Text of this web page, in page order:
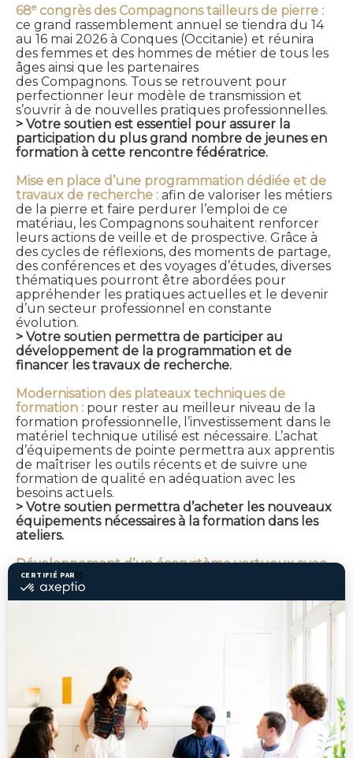
68econgrès des Compagnons tailleurs de pierre :
ce grand rassemblement annuel se tiendra du 14
au 16 mai 2026 à Conques (Occitanie) et réunira
des femmes et des hommes de métier de tous les
âges ainsi que les partenaires
des Compagnons. Tous se retrouvent pour
perfectionner leur modèle de transmission et
s’ouvrir à de nouvelles pratiques professionnelles.
> Votre soutien est essentiel pour assurer la
participation du plus grand nombre de jeunes en
formation à cette rencontre fédératrice.
Mise en place d’une programmation dédiée et de
travaux de recherche : afin de valoriser les métiers
de la pierre et faire perdurer l’emploi de ce
matériau, les Compagnons souhaitent renforcer
leurs actions de veille et de prospective. Grâce à
des cycles de réflexions, des moments de partage,
des conférences et des voyages d’études, diverses
thématiques pourront être abordées pour
appréhender les pratiques actuelles et le devenir
d’un secteur professionnel en constante
évolution.
> Votre soutien permettra de participer au
développement de la programmation et de
financer les travaux de recherche.
Modernisation des plateaux techniques de
formation : pour rester au meilleur niveau de la
formation professionnelle, l’investissement dans le
matériel technique utilisé est nécessaire. L’achat
d’équipements de pointe permettra aux apprentis
de maîtriser les outils récents et de suivre une
formation de qualité en adéquation avec les
besoins actuels.
> Votre soutien permettra d’acheter les nouveaux
équipements nécessaires à la formation dans les
ateliers.
Développement d’un écosystème vertueux avec
les acteurs du secteur :
professionnels de la pierre en formation, des
architectes, des ingénieurs ou encore des écoles
partenaires, pour avancer ensemble et mieux
aux défis de la transition écologique du bâtiment,
tel est l’objectif de ce projet. Ces échanges se
traduiront par la mise en place de semaines de
formation qui rassembleront ces différents publics
autour d’un projet commun.
> Votre soutien contribuera à la création de cet
écosystème innovant.